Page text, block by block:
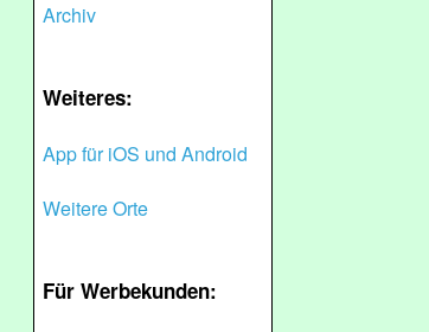
Archiv
Weiteres:
App für iOS und Android
Weitere Orte
Für Werbekunden: